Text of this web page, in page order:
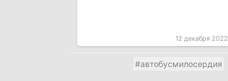
12 декабря 2022
#автобусмилосердия